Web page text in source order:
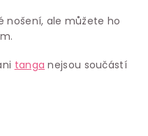
nošení, ale můžete ho
tanga nejsou součástí